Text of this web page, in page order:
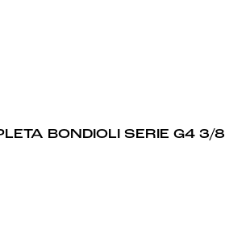
BONDIOLI SERIE G4